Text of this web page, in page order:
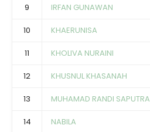
9 IRFAN GUNAWAN
10 KHAERUNISA
11 KHOLIVA NURAINI
12 KHUSNUL KHASANAH
13 MUHAMAD RANDI SAPUTRA
14 NABILA